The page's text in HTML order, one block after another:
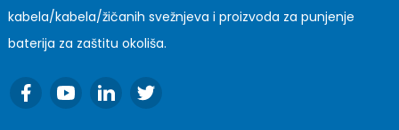
kabela/kabela/žičanih svežnjeva i proizvoda za punjenje
baterija za zaštitu okoliša.